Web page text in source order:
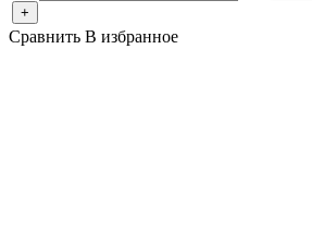
+
Сравнить В избранное